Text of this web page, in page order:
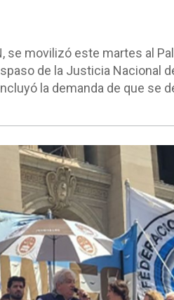
se movilizó este martes al
de la Justicia Nacional
la demanda de que se